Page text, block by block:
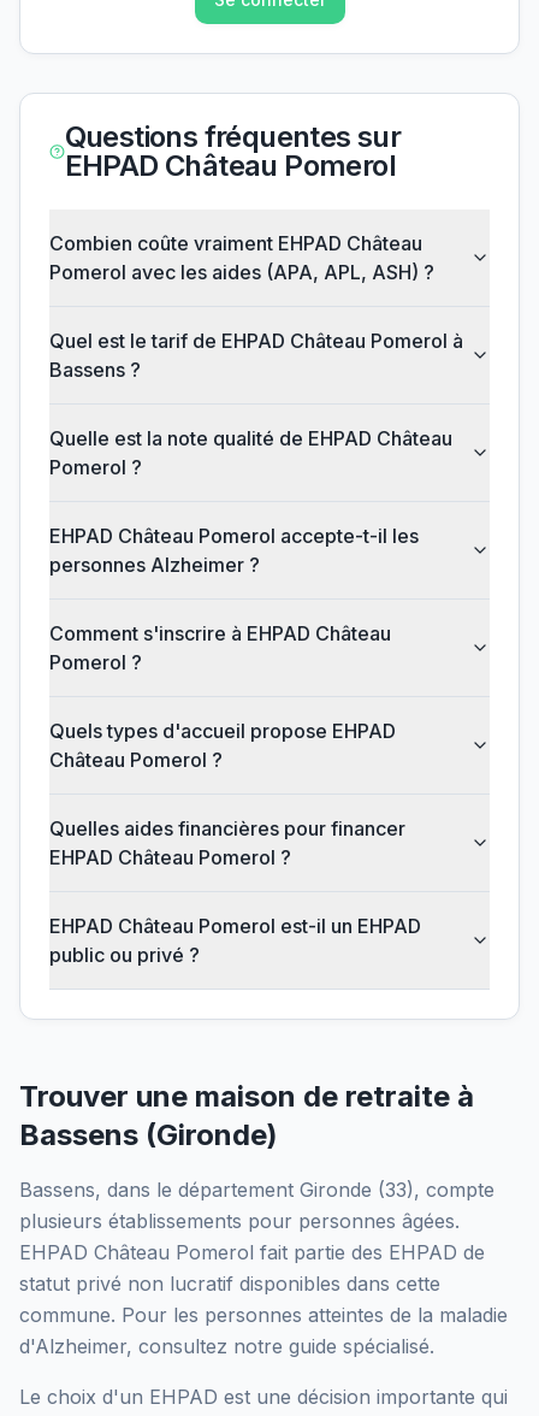
Questions fréquentes sur
EHPAD Château Pomerol
Combien coûte vraiment EHPAD Château
Pomerol avec les aides (APA, APL, ASH) ?
Quel est le tarif de EHPAD Château Pomerol à
Bassens ?
Quelle est la note qualité de EHPAD Château
Pomerol ?
EHPAD Château Pomerol accepte-t-il les
personnes Alzheimer ?
Comment s'inscrire à EHPAD Château
Pomerol ?
Quels types d'accueil propose EHPAD
Château Pomerol ?
Quelles aides financières pour financer
EHPAD Château Pomerol ?
EHPAD Château Pomerol est-il un EHPAD
public ou privé ?
Trouver une maison de retraite à
Bassens (Gironde)
Bassens, dans le département Gironde (33), compte
plusieurs établissements pour personnes âgées.
EHPAD Château Pomerol fait partie des EHPAD de
statut privé non lucratif disponibles dans cette
commune. Pour les personnes atteintes de la maladie
d'Alzheimer, consultez notre guide spécialisé.
Le choix d'un EHPAD est une décision importante qui